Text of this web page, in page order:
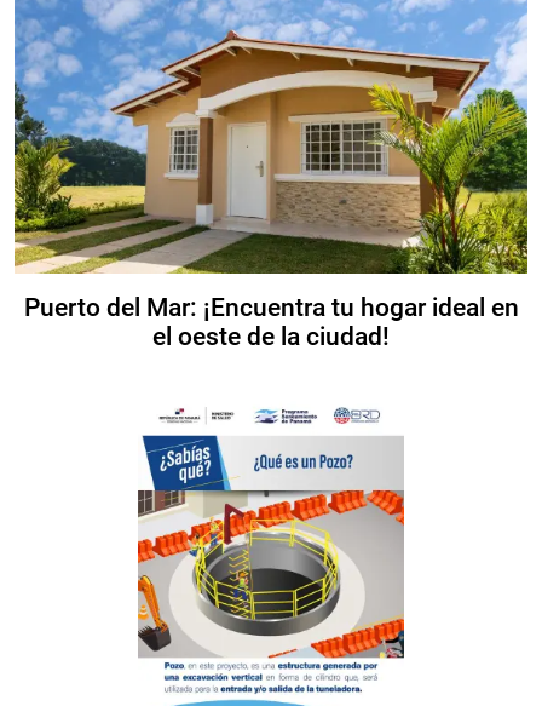
Puerto del Mar: ¡Encuentra tu hogar ideal en
el oeste de la ciudad!